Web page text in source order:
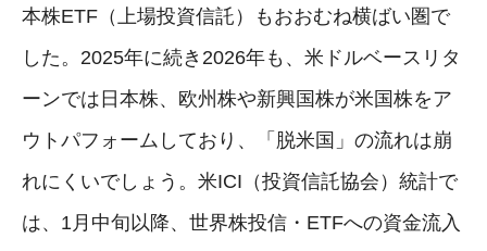
本株ETF（上場投資信託）もおおむね横ばい圏で
した。2025年に続き2026年も、米ドルベースリタ
ーンでは日本株、欧州株や新興国株が米国株をア
ウトパフォームしており、「脱米国」の流れは崩
れにくいでしょう。米ICI（投資信託協会）統計で
は、1月中旬以降、世界株投信・ETFへの資金流入